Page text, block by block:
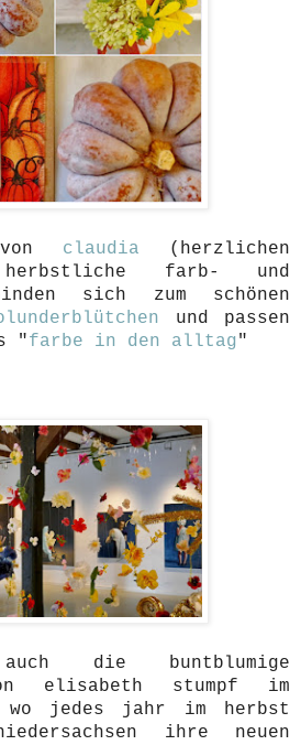
claudia (herzlichen
farb- und
sich zum schönen
und passen
"farbe in den alltag"
die buntblumige
elisabeth stumpf im
jedes jahr im herbst
ihre neuen